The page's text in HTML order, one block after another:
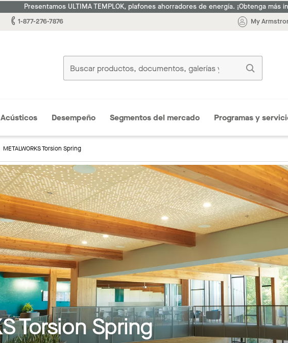
Presentamos ULTIMA TEMPLOK, plafones ahorradores de energía. ¡Obtenga más
1-877-276-7876 My
Acústicos Desempeño Segmentos del mercado Programas y
METALWORKS Torsion Spring
Torsion Spring